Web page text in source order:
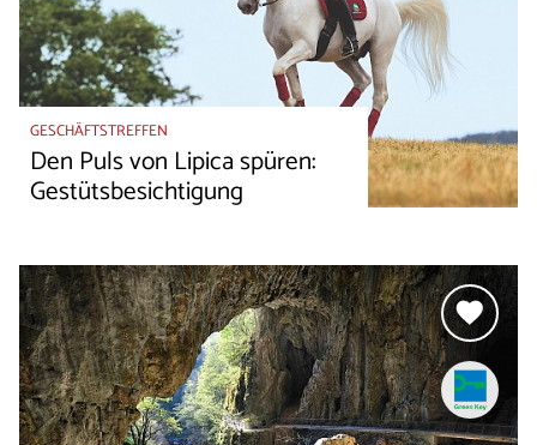
GESCHÄFTSTREFFEN
Den Puls von Lipica spüren:
Gestütsbesichtigung